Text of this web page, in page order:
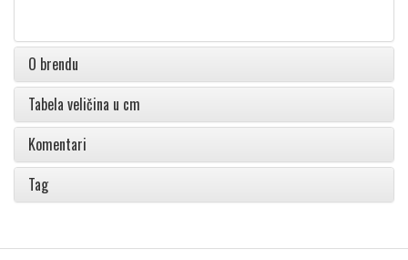
O brendu
Tabela veličina u cm
Komentari
Tag